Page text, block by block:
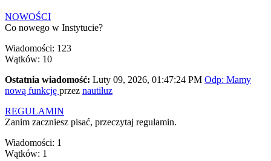
NOWOŚCI
Co nowego w Instytucie?
Wiadomości: 123
Wątków: 10
Ostatnia wiadomość: Luty 09, 2026, 01:47:24 PM Odp: Mamy
nową funkcję przez nautiluz
REGULAMIN
Zanim zaczniesz pisać, przeczytaj regulamin.
Wiadomości: 1
Wątków: 1